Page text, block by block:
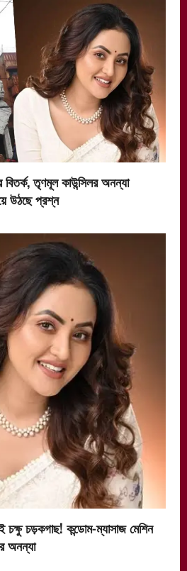
বিতর্ক, তৃণমূল কাউন্সিলর অনন্যা
উঠছে প্রশ্ন
চক্ষু চড়কগাছ! কন্ডোম-ম্যাসাজ মেশিন
অনন্যা